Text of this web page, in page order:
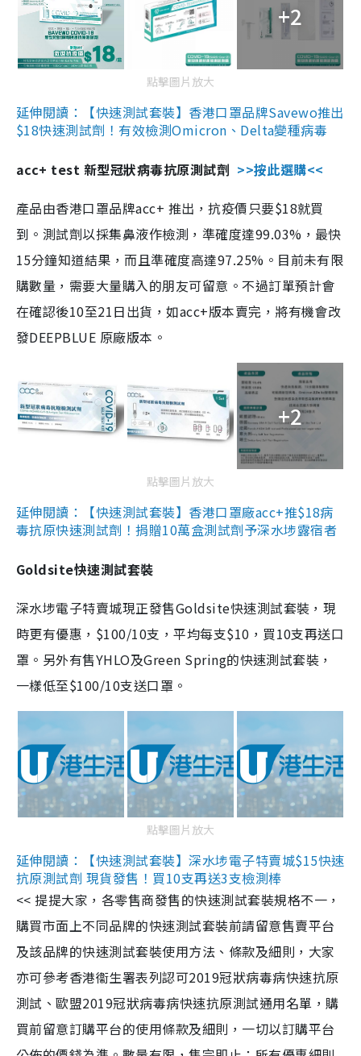
+2
點擊圖片放大
延伸閱讀：【快速測試套裝】香港口罩品牌Savewo推出
$18快速測試劑！有效檢測Omicron、Delta變種病毒
acc+ test 新型冠狀病毒抗原測試劑 >>按此選購<<
產品由香港口罩品牌acc+ 推出，抗疫價只要$18就買
到。測試劑以採集鼻液作檢測，準確度達99.03%，最快
15分鐘知道結果，而且準確度高達97.25%。目前未有限
購數量，需要大量購入的朋友可留意。不過訂單預計會
在確認後10至21日出貨，如acc+版本賣完，將有機會改
發DEEPBLUE 原廠版本。
+2
點擊圖片放大
延伸閱讀：【快速測試套裝】香港口罩廠acc+推$18病
毒抗原快速測試劑！捐贈10萬盒測試劑予深水埗露宿者
Goldsite快速測試套裝
深水埗電子特賣城現正發售Goldsite快速測試套裝，現
時更有優惠，$100/10支，平均每支$10，買10支再送口
罩。另外有售YHLO及Green Spring的快速測試套裝，
一樣低至$100/10支送口罩。
點擊圖片放大
延伸閱讀：【快速測試套裝】深水埗電子特賣城$15快速
抗原測試劑 現貨發售！買10支再送3支檢測棒
<< 提提大家，各零售商發售的快速測試套裝規格不一，
購買市面上不同品牌的快速測試套裝前請留意售賣平台
及該品牌的快速測試套裝使用方法、條款及細則，大家
亦可參考香港衞生署表列認可2019冠狀病毒病快速抗原
測試、歐盟2019冠狀病毒病快速抗原測試通用名單，購
買前留意訂購平台的使用條款及細則，一切以訂購平台